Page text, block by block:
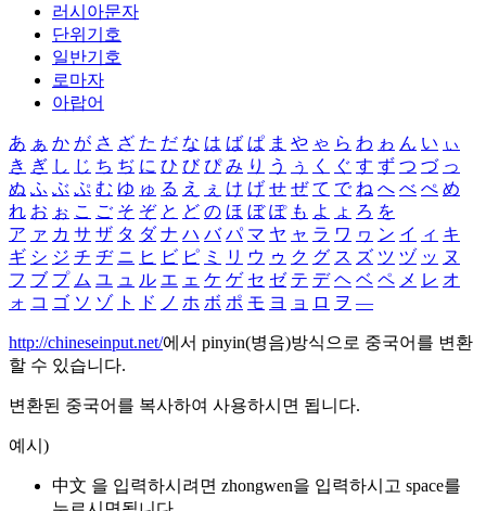
러시아문자
단위기호
일반기호
로마자
아랍어
あ ぁ か が さ ざ た だ な は ば ぱ ま や ゃ ら わ ゎ ん い ぃ
き ぎ し じ ち ぢ に ひ び ぴ み り う ぅ く ぐ す ず つ づ っ
ぬ ふ ぶ ぷ む ゆ ゅ る え ぇ け げ せ ぜ て で ね へ べ ぺ め
れ お ぉ こ ご そ ぞ と ど の ほ ぼ ぽ も よ ょ ろ を
ア ァ カ サ ザ タ ダ ナ ハ バ パ マ ヤ ャ ラ ワ ヮ ン イ ィ キ
ギ シ ジ チ ヂ ニ ヒ ビ ピ ミ リ ウ ゥ ク グ ス ズ ツ ヅ ッ ヌ
フ ブ プ ム ユ ュ ル エ ェ ケ ゲ セ ゼ テ デ ヘ ベ ペ メ レ オ
ォ コ ゴ ソ ゾ ト ド ノ ホ ボ ポ モ ヨ ョ ロ ヲ ―
http://chineseinput.net/에서 pinyin(병음)방식으로 중국어를 변환
할 수 있습니다.
변환된 중국어를 복사하여 사용하시면 됩니다.
예시)
中文 을 입력하시려면 zhongwen을 입력하시고 space를